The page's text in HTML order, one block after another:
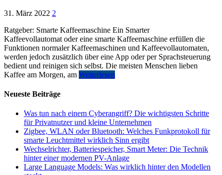
31. März 2022 2
Ratgeber: Smarte Kaffeemaschine Ein Smarter
Kaffeevollautomat oder eine smarte Kaffeemaschine erfüllen die
Funktionen normaler Kaffeemaschinen und Kaffeevollautomaten,
werden jedoch zusätzlich über eine App oder per Sprachsteuerung
bedient und reinigen sich selbst. Die meisten Menschen lieben
Kaffee am Morgen, am Weiterlesen
Neueste Beiträge
Was tun nach einem Cyberangriff? Die wichtigsten Schritte
für Privatnutzer und kleine Unternehmen
Zigbee, WLAN oder Bluetooth: Welches Funkprotokoll für
smarte Leuchtmittel wirklich Sinn ergibt
Wechselrichter, Batteriespeicher, Smart Meter: Die Technik
hinter einer modernen PV-Anlage
Large Language Models: Was wirklich hinter den Modellen